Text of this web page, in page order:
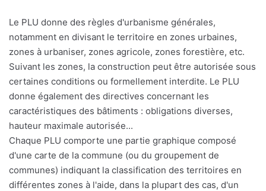
Le PLU donne des règles d'urbanisme générales,
notamment en divisant le territoire en zones urbaines,
zones à urbaniser, zones agricole, zones forestière, etc.
Suivant les zones, la construction peut être autorisée sous
certaines conditions ou formellement interdite. Le PLU
donne également des directives concernant les
caractéristiques des bâtiments : obligations diverses,
hauteur maximale autorisée...
Chaque PLU comporte une partie graphique composé
d'une carte de la commune (ou du groupement de
communes) indiquant la classification des territoires en
différentes zones à l'aide, dans la plupart des cas, d'un